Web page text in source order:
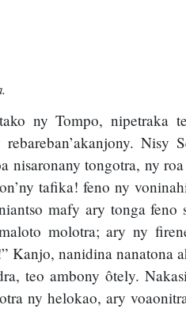
ny Tompo, nipetraka
Nisy
nisaronany tongotra, ny
tafika! feno ny
mafy ary tonga feno
molotra; ary ny
Kanjo, nanidina nanatona
teo ambony ôtely.
ny helokao, ary